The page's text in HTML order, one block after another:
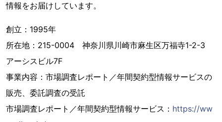
情報をお届けしています。
創立：1995年
所在地：215-0004 神奈川県川崎市麻生区万福寺1-2-3
アーシスビル7F
事業内容：市場調査レポート／年間契約型情報サービスの
販売、委託調査の受託
市場調査レポート／年間契約型情報サービス： https://ww